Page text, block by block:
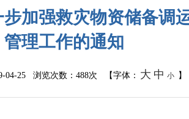
步加强救灾物资储备调
管理工作的通知
04-25 浏览次数： 488次 【字体： 大 中 小 】